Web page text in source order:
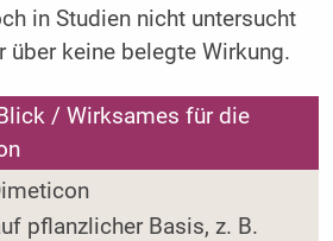
in Studien nicht untersucht
über keine belegte Wirkung.
/ Wirksames für die
physikalischer Basis, z. B.
pflanzlicher Basis, z. B.